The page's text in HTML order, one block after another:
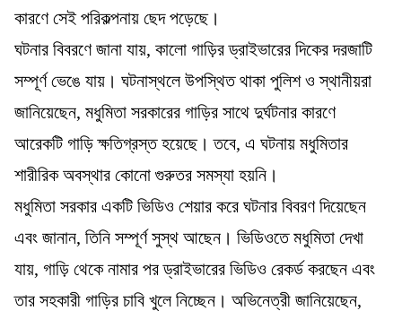
কারণে সেই পরিকল্পনায় ছেদ পড়েছে।
ঘটনার বিবরণে জানা যায়, কালো গাড়ির ড্রাইভারের দিকের দরজাটি
সম্পূর্ণ ভেঙে যায়। ঘটনাস্থলে উপস্থিত থাকা পুলিশ ও স্থানীয়রা
জানিয়েছেন, মধুমিতা সরকারের গাড়ির সাথে দুর্ঘটনার কারণে
আরেকটি গাড়ি ক্ষতিগ্রস্ত হয়েছে। তবে, এ ঘটনায় মধুমিতার
শারীরিক অবস্থার কোনো গুরুতর সমস্যা হয়নি।
মধুমিতা সরকার একটি ভিডিও শেয়ার করে ঘটনার বিবরণ দিয়েছেন
এবং জানান, তিনি সম্পূর্ণ সুস্থ আছেন। ভিডিওতে মধুমিতা দেখা
যায়, গাড়ি থেকে নামার পর ড্রাইভারের ভিডিও রেকর্ড করছেন এবং
তার সহকারী গাড়ির চাবি খুলে নিচ্ছেন। অভিনেত্রী জানিয়েছেন,